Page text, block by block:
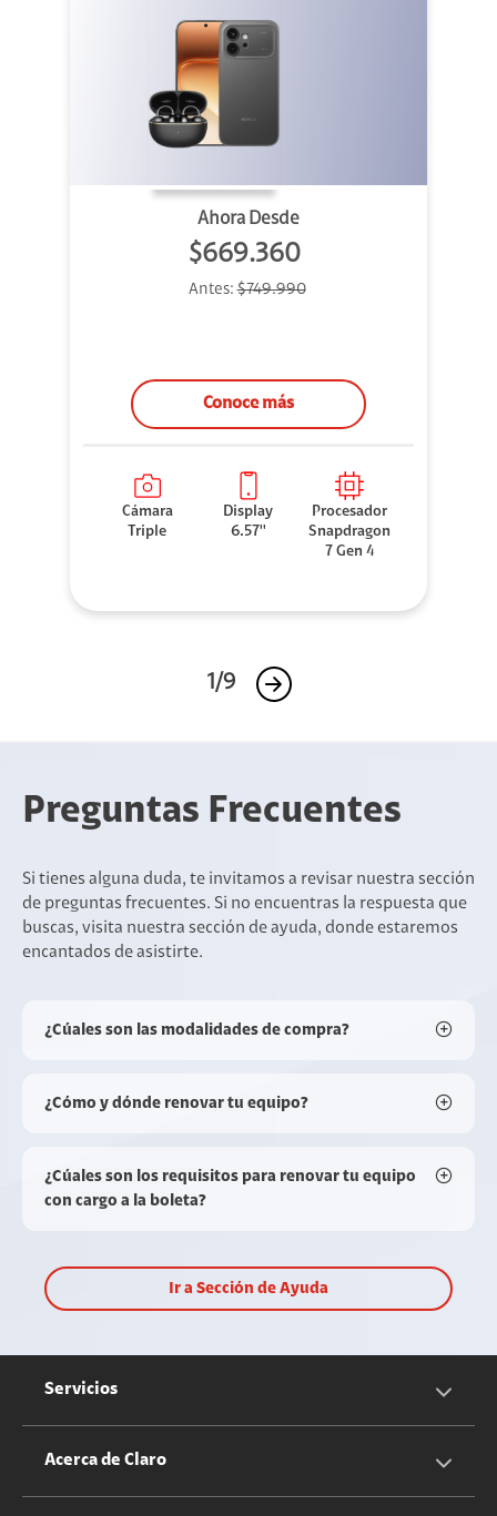
Ahora Desde
$669.360
Antes:$749.990
Conoce más
Cámara
Triple
Display
6.57''
Procesador
Snapdragon
7 Gen 4
1/9
Preguntas Frecuentes
Si tienes alguna duda, te invitamos a revisar nuestra sección
de preguntas frecuentes. Si no encuentras la respuesta que
buscas, visita nuestra sección de ayuda, donde estaremos
encantados de asistirte.
¿Cúales son las modalidades de compra?
¿Cómo y dónde renovar tu equipo?
¿Cúales son los requisitos para renovar tu equipo
con cargo a la boleta?
Ir a Sección de Ayuda
Servicios
Servicios Móviles
Acerca de Claro